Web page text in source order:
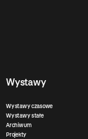
Wystawy
Wystawy czasowe
Wystawy stałe
Archiwum
Projekty